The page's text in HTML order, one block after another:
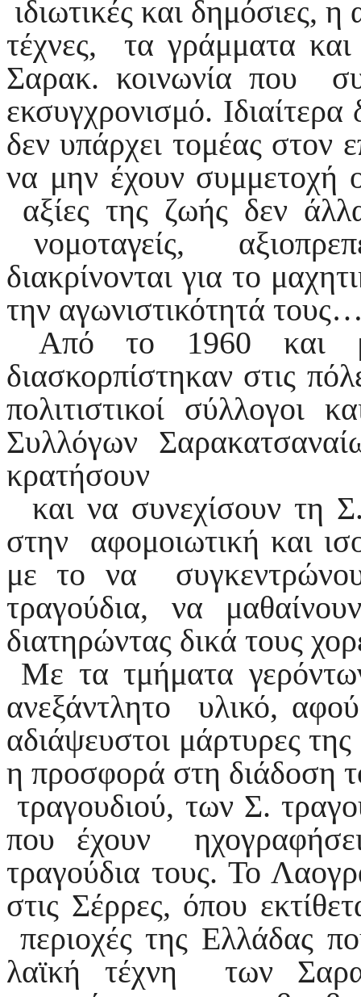
ιδιωτικές και δημόσιες,
τέχνες, τα γράμματα
Σαρακ. κοινωνία που
εκσυγχρονισμό.
δεν υπάρχει τομέας στον
να μην έχουν συμμετοχή
αξίες της ζωής δεν
νομοταγείς,
διακρίνονται για το
την αγωνιστικότητά
Από το 1960 και
διασκορπίστηκαν στις
πολιτιστικοί
Συλλόγων
κρατήσουν
και να συνεχίσουν τη
στην αφομοιωτική και
με το να
τραγούδια, να
διατηρώντας δικά τους
Με τα τμήματα
ανεξάντλητο υλικό, αφού
αδιάψευστοι μάρτυρες
η προσφορά στη διάδοση
τραγουδιού, των Σ.
που έχουν
τραγούδια τους. Το
στις Σέρρες, όπου
περιοχές της Ελλάδας
λαϊκή τέχνη των